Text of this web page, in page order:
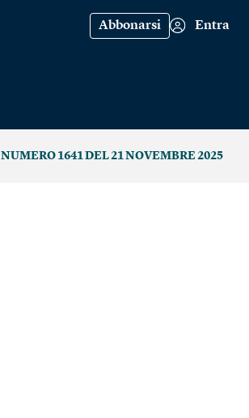
Abbonarsi Entra
NUMERO 1641 DEL 21 NOVEMBRE 2025